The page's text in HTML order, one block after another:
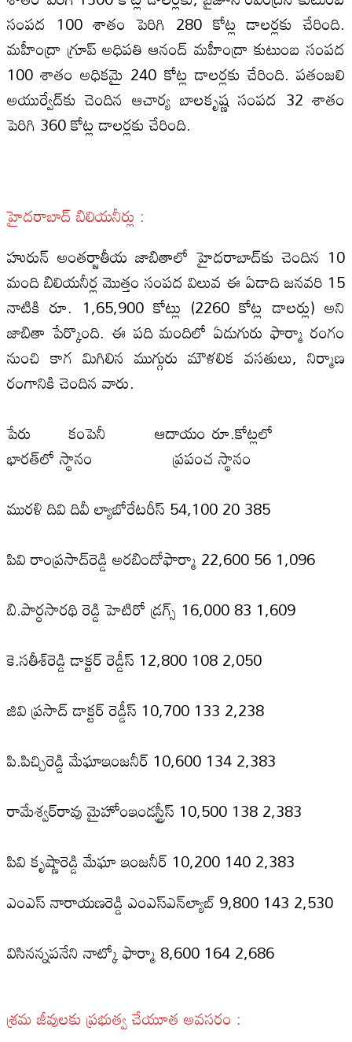
సంపద 100 శాతం పెరిగి 280 కోట్ల డాల‌ర్లకు చేరింది.
మహీంద్రా గ్రూప్‌ అధిపతి ఆనంద్‌ మహీంద్రా కుటుంబ సంపద
100 శాతం అధికమై 240 కోట్ల డాల‌ర్లకు చేరింది. పతంజలి
అయుర్వేద్‌కు చెందిన ఆచార్య బాల‌కృష్ణ సంపద 32 శాతం
పెరిగి 360 కోట్ల డాల‌ర్లకు చేరింది.
హైదరాబాద్‌ బిలియనీర్లు :
హురున్‌ అంతర్జాతీయ జాబితాలో హైదరాబాద్‌కు చెందిన 10
మంది బిలియనీర్ల మొత్తం సంపద విలువ ఈ ఏడాది జనవరి 15
నాటికి రూ. 1,65,900 కోట్లు (2260 కోట్ల డాల‌ర్లు) అని
జాబితా పేర్కొంది. ఈ పది మందిలో ఏడుగురు ఫార్మా రంగం
నుంచి కాగ మిగిలిన ముగ్గురు మౌళలిక వసతులు, నిర్మాణ
రంగానికి చెందిన వారు.
పేరు కంపెనీ ఆదాయం రూ.కోట్లలో
భారత్‌లో స్థానం ప్రపంచ స్థానం
మురళి దివి దివీ ల్యాబోరేటరీస్‌ 54,100 20 385
పివి రాంప్రసాద్‌రెడ్డి అరబిందోఫార్మా 22,600 56 1,096
బి.పార్ధసారథి రెడ్డి హెటిరో డ్రగ్స్‌ 16,000 83 1,609
కె.సతీశ్‌రెడ్డి డాక్టర్‌ రెడ్డీస్‌ 12,800 108 2,050
జివి ప్రసాద్‌ డాక్టర్‌ రెడ్డీస్‌ 10,700 133 2,238
పి.పిచ్చిరెడ్డి మేఘాఇంజనీర్‌ 10,600 134 2,383
రామేశ్వర్‌రావు మైహోంఇండస్ట్రీస్‌ 10,500 138 2,383
పివి కృష్ణారెడ్డి మేఘా ఇంజనీర్‌ 10,200 140 2,383
ఎంఎస్‌ నారాయణరెడ్డి ఎంఎస్‌ఎన్‌ల్యాబ్‌ 9,800 143 2,530
విసినన్నపనేని నాట్కో ఫార్మా 8,600 164 2,686
శ్రమ జీవులకు ప్రభుత్వ చేయూత అవసరం :